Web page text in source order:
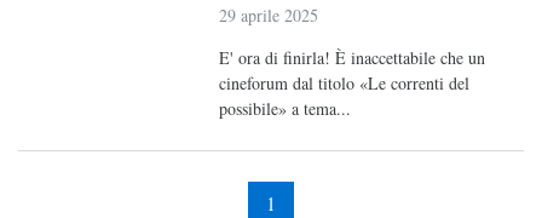
29 aprile 2025
E' ora di finirla! È inaccettabile che un
cineforum dal titolo «Le correnti del
possibile» a tema...
1